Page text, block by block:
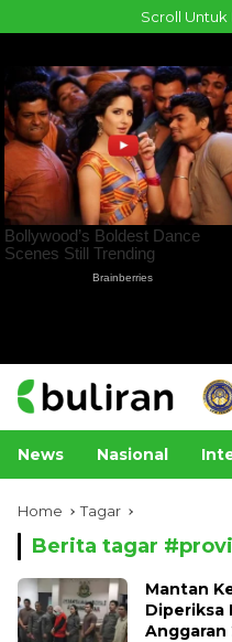
to
Scroll
News Nasional
Home Tagar
Berita tagar #
Mantan
Diperiksa
Anggaran